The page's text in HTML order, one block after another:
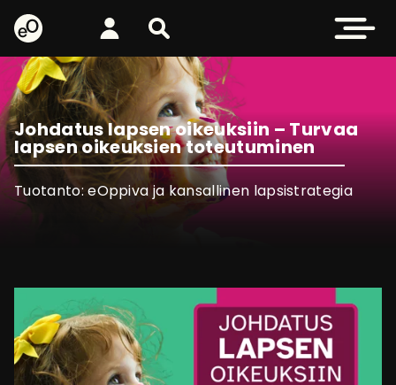
eOppiva - Etusivulle
Kirjaudu Etsi sivustolta Avaa
Johdatus lapsen oikeuksiin – Turvaa
lapsen oikeuksien toteutuminen
Tuotanto: eOppiva ja kansallinen lapsistrategia